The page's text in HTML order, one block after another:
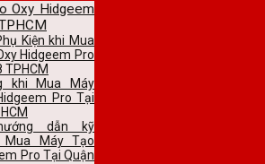
Oxy Hidgeem
Kiện khi Mua
Hidgeem Pro
TPHCM
khi Mua Máy
Pro Tại
dẫn kỹ
Máy Tạo
Pro Tại Quận